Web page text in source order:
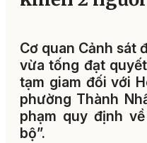
Cơ quan Cảnh sát
vừa tống đạt
tạm giam đối với
phường Thành
phạm quy định
bộ”.